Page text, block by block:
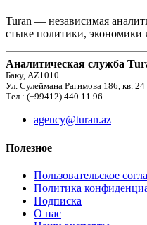
Turan — независимая
стыке политики, экономики
Аналитическая служба
Баку, AZ1010
Ул. Сулеймана Рагимова 186, кв. 24
Тел.: (+99412) 440 11 96
agency@turan.az
Полезное
Пользовательское
Политика
Подписка
О нас